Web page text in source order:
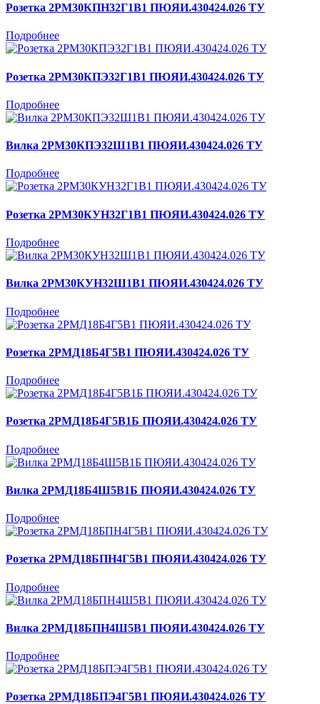
Розетка 2РМ30КПН32Г1В1 ПЮЯИ.430424.026 ТУ
Подробнее
Розетка 2РМ30КПЭ32Г1В1 ПЮЯИ.430424.026 ТУ
Подробнее
Вилка 2РМ30КПЭ32Ш1В1 ПЮЯИ.430424.026 ТУ
Подробнее
Розетка 2РМ30КУН32Г1В1 ПЮЯИ.430424.026 ТУ
Подробнее
Вилка 2РМ30КУН32Ш1В1 ПЮЯИ.430424.026 ТУ
Подробнее
Розетка 2РМД18Б4Г5В1 ПЮЯИ.430424.026 ТУ
Подробнее
Розетка 2РМД18Б4Г5В1Б ПЮЯИ.430424.026 ТУ
Подробнее
Вилка 2РМД18Б4Ш5В1Б ПЮЯИ.430424.026 ТУ
Подробнее
Розетка 2РМД18БПН4Г5В1 ПЮЯИ.430424.026 ТУ
Подробнее
Вилка 2РМД18БПН4Ш5В1 ПЮЯИ.430424.026 ТУ
Подробнее
Розетка 2РМД18БПЭ4Г5В1 ПЮЯИ.430424.026 ТУ